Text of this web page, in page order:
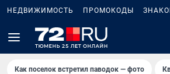
НЕДВИЖИМОСТЬ ПРОМОКОДЫ
Как поселок встретил паводок — фото